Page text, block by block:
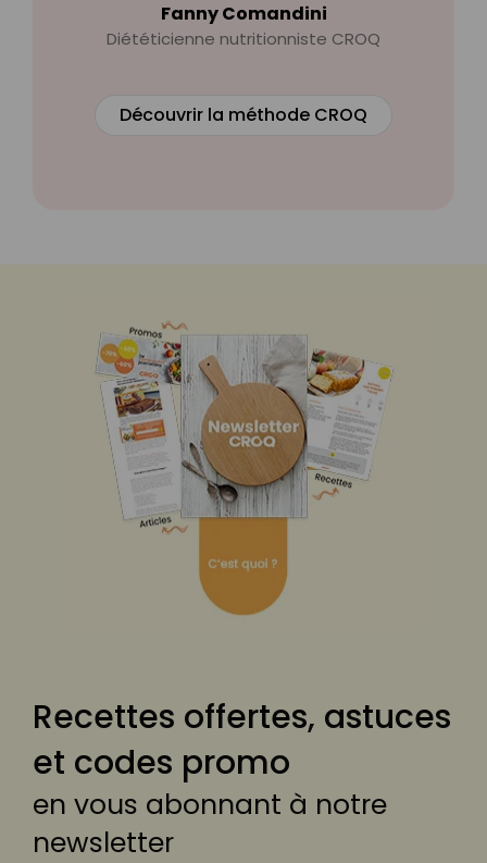
Fanny Comandini
Diététicienne nutritionniste CROQ
Découvrir la méthode CROQ
Recettes offertes, astuces
et codes promo
en vous abonnant à notre
newsletter